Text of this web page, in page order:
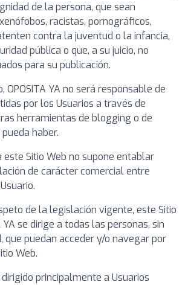
de la persona, que sean
racistas, pornográficos,
contra la juventud o la infancia,
pública o que, a su juicio, no
para su publicación.
OPOSITA YA no será responsable de
por los Usuarios a través de
herramientas de blogging o de
haber.
este Sitio Web no supone entablar
de carácter comercial entre
de la legislación vigente, este Sitio
YA se dirige a todas las personas, sin
que puedan acceder y/o navegar por
Web.
principalmente a Usuarios